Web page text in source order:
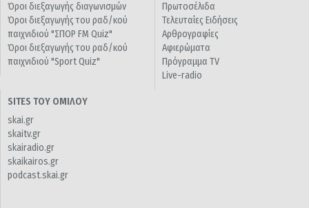
Όροι διεξαγωγής διαγωνισμών
Όροι διεξαγωγής του ραδ/κού
παιχνιδιού "ΣΠΟΡ FM Quiz"
Όροι διεξαγωγής του ραδ/κού
παιχνιδιού "Sport Quiz"
Πρωτοσέλιδα
Τελευταίες Ειδήσεις
Αρθρογραφίες
Αφιερώματα
Πρόγραμμα TV
Live-radio
SITES ΤΟΥ ΟΜΙΛΟΥ
skai.gr
skaitv.gr
skairadio.gr
skaikairos.gr
podcast.skai.gr